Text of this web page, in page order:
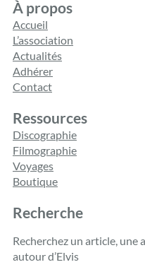
À propos
Accueil
L’association
Actualités
Adhérer
Contact
Ressources
Discographie
Filmographie
Voyages
Boutique
Recherche
Recherchez un article,
autour d’Elvis